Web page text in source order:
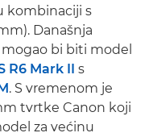
kombinaciji s
Današnja
bi biti model
R6 Mark II s
. S vremenom je
tvrtke Canon koji
za većinu